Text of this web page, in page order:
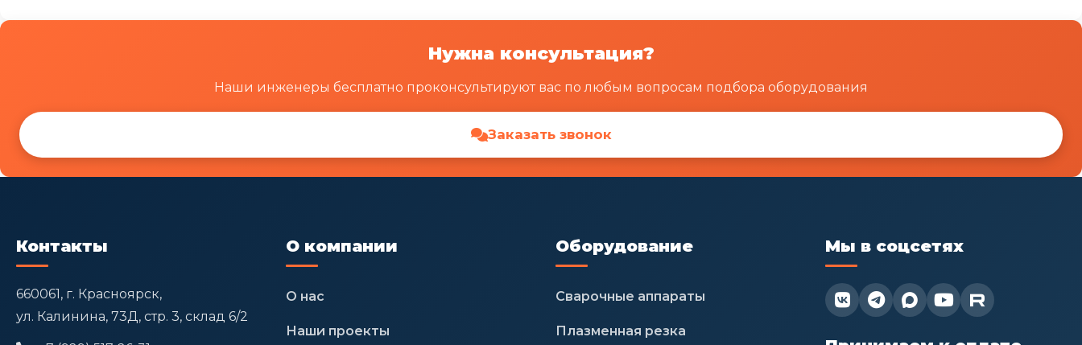
Нужна консультация?
Наши инженеры бесплатно проконсультируют вас по любым вопросам подбора оборудования
Заказать звонок
Контакты
660061, г. Красноярск,
ул. Калинина, 73Д, стр. 3, склад 6/2
О компании
О нас
Наши проекты
Оборудование
Сварочные аппараты
Плазменная резка
Мы в соцсетях
 